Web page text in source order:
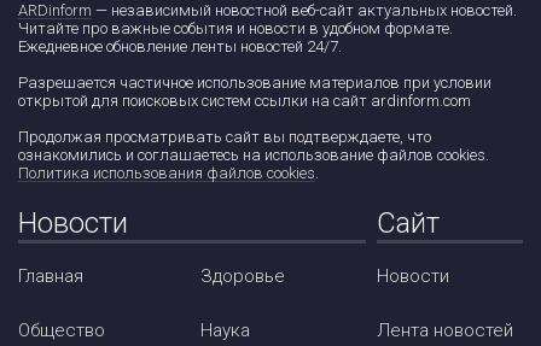
ARDinform — независимый новостной веб-сайт актуальных новостей.
Читайте про важные события и новости в удобном формате.
Ежедневное обновление ленты новостей 24/7.
Разрешается частичное использование материалов при условии
открытой для поисковых систем ссылки на сайт ardinform.com
Продолжая просматривать сайт вы подтверждаете, что
ознакомились и соглашаетесь на использование файлов cookies.
Политика использования файлов cookies.
Новости
Главная
Общество
Здоровье
Наука
Сайт
Новости
Лента новостей